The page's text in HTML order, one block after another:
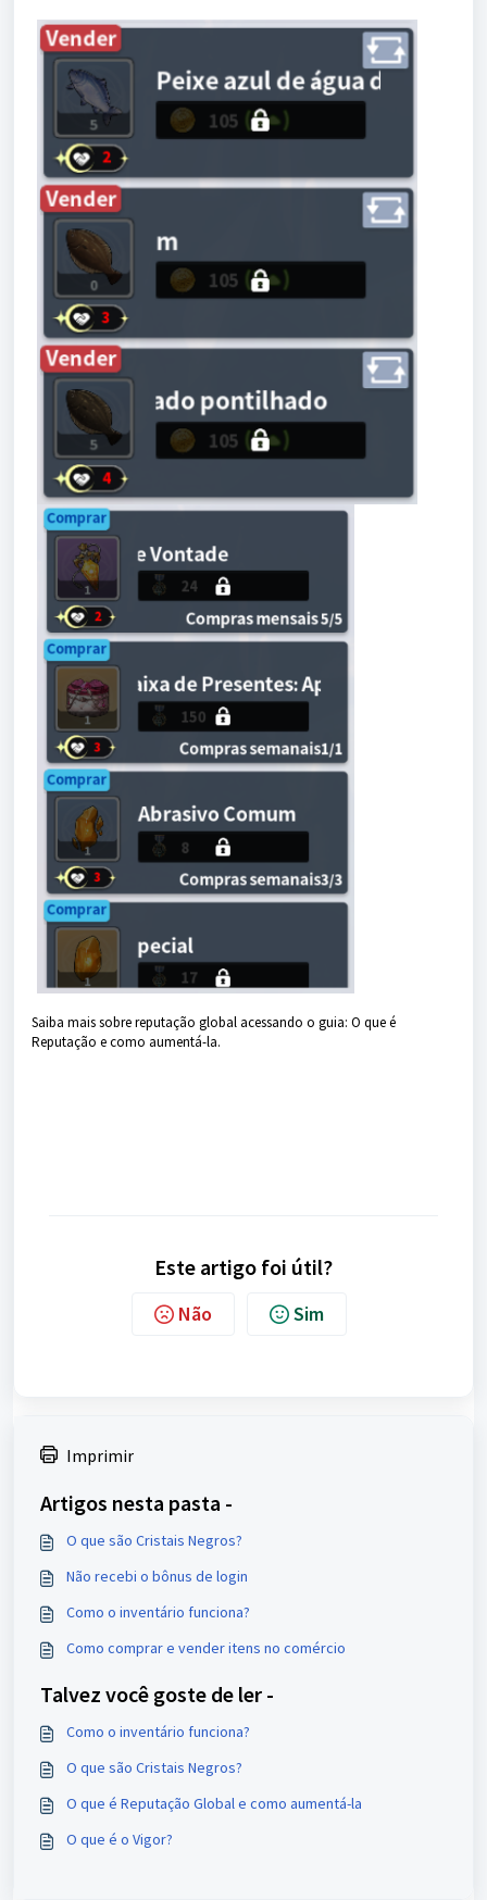
Saiba mais sobre reputação global acessando o guia: O que é
Reputação e como aumentá-la.
Este artigo foi útil?
Não Sim
Imprimir
Artigos nesta pasta -
O que são Cristais Negros?
Não recebi o bônus de login
Como o inventário funciona?
Como comprar e vender itens no comércio
Talvez você goste de ler -
Como o inventário funciona?
O que são Cristais Negros?
O que é Reputação Global e como aumentá-la
O que é o Vigor?